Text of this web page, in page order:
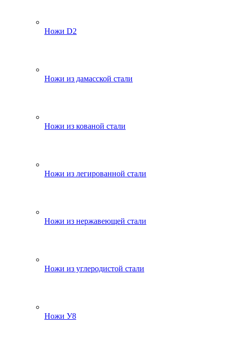
Ножи D2
Ножи из дамасской стали
Ножи из кованой стали
Ножи из легированной стали
Ножи из нержавеющей стали
Ножи из углеродистой стали
Ножи У8